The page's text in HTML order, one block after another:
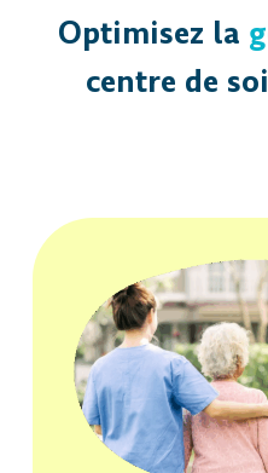
Optimisez la
centre de